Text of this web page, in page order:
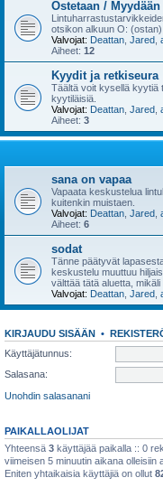
Ostetaan /
otsikon alkuun O:
Valvojat: Deattan Jared
Aiheet: 12
Kyydit ja retkiseura
Täältä voit kysellä kyytiä
kyytiläisiä.
Valvojat: Deattan Jared
Aiheet: 3
sana on vapaa
Vapaata keskustelua
kuitenkin muistaen.
Valvojat: Deattan Jared
Aiheet: 6
sodat
Tänne päätyvät
keskustelu muuttuu
välttää tätä aluetta,
Valvojat: Deattan Jared
KIRJAUDU SISÄÄN •
Käyttäjätunnus:
Salasana:
Unohdin salasanani
PAIKALLAOLIJAT
Yhteensä 3 käyttäjää paikalla :: 0
viimeisen 5 minuutin aikana olleisiin
Eniten yhtaikaisia käyttäjiä on ollut